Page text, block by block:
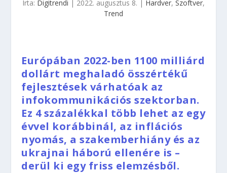
Írta: Digitrendi | 2022. augusztus 8. | Hardver, Szoftver,
Trend
Európában 2022-ben 1100 milliárd
dollárt meghaladó összértékű
fejlesztések várhatóak az
infokommunikációs szektorban.
Ez 4 százalékkal több lehet az egy
évvel korábbinál, az inflációs
nyomás, a szakemberhiány és az
ukrajnai háború ellenére is –
derül ki egy friss elemzésből.